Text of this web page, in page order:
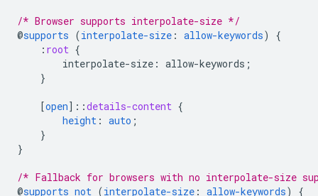
/* Browser supports interpolate-size */
@supports (interpolate-size : allow-keywords)
{
: root {
interpolate-size : allow-keywords ;
}
[open] ::details-content {
height : auto ;
}
}
/* Fallback for browsers with no interpolate-size
@supports not (interpolate-size : allow-keywords)
{